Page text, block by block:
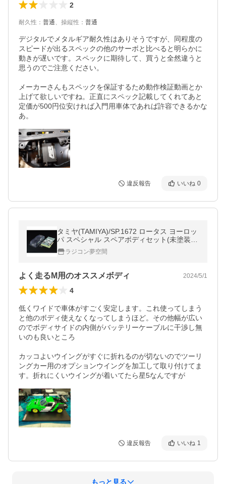
2
耐久性 ： 普通、 操縦性 ： 普通
デジタルでメタルギア耐久性はありそうですが、同程度の
スピードが出るスペックの他のサーボと比べると明らかに
動きが遅いです。スペックに期待して、買うと全然違うと
思うのでご注意ください。
メーカーさんもスペックを保証するため動作検証動画とか
上げて欲しいですね。正直にスペック記載してくれてあと
定価が500円位安ければ入門用車体であれば許容できるかな
あ。
違反報告 いいね 0
タミヤ(TAMIYA)/SP.1672 ロータス ヨーロッ
パ スペシャル スペアボディセット(未塗装)
※1人2枚限り。近しい複数注文は全て【お
客様都合】でキャンセルします。
ラジコン夢空間
よく走るM用のオススメボディ 2024/5/1
4
低くワイドで車体がすごく安定します。これ使ってしまう
と他のボディ使えなくなってしまうほど。その他幅が広い
のでボディサイドの内側がバッテリーケーブルに干渉し無
いのも良いところ
カッコよいウイングがすぐに折れるのが切ないのでツーリ
ングカー用のオプションウイングを加工して取り付けてま
違反報告 いいね 1
もっと見る